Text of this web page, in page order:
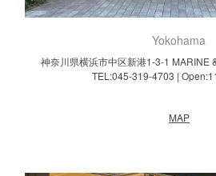
Yokohama
神奈川県横浜市中区新港1-3-1 MARINE
TEL:045-319-4703 |
MAP